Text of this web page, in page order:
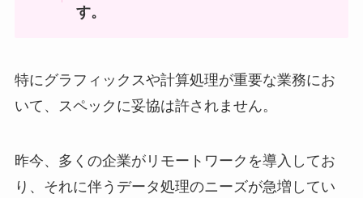
す。
特にグラフィックスや計算処理が重要な業務にお
いて、スペックに妥協は許されません。
昨今、多くの企業がリモートワークを導入してお
り、それに伴うデータ処理のニーズが急増してい